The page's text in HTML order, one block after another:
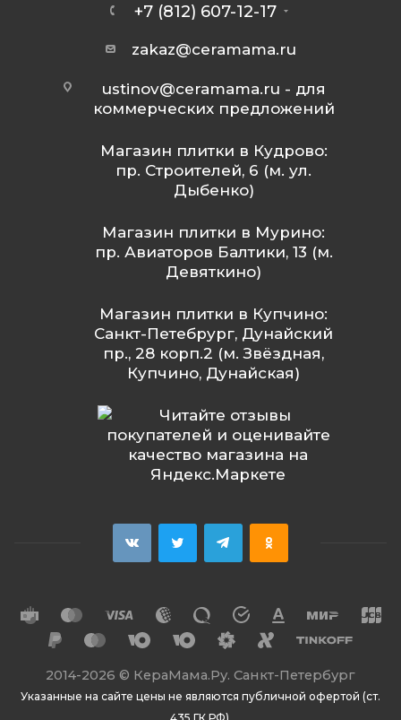
+7 (812) 607-12-17
zakaz@ceramama.ru
ustinov@ceramama.ru - для
коммерческих предложений
Магазин плитки в Кудрово:
пр. Строителей, 6 (м. ул.
Дыбенко)
Магазин плитки в Мурино:
пр. Авиаторов Балтики, 13 (м.
Девяткино)
Магазин плитки в Купчино:
Санкт-Петебрург, Дунайский
пр., 28 корп.2 (м. Звёздная,
Купчино, Дунайская)
2014-2026 © КераМама.Ру. Санкт-Петербург
Указанные на сайте цены не являются публичной офертой (ст.